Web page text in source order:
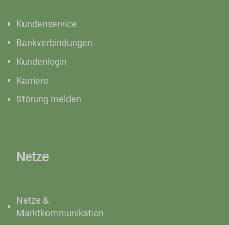
Kundenservice
Bankverbindungen
Kundenlogin
Karriere
Störung melden
Netze
Netze &
Marktkommunikation